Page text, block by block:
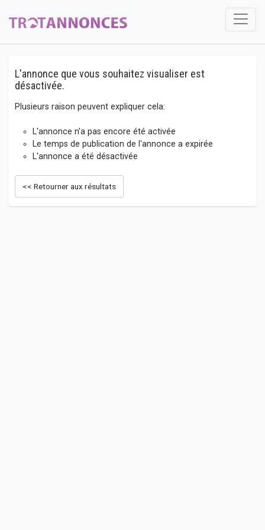
L'annonce que vous souhaitez visualiser est
désactivée.
Plusieurs raison peuvent expliquer cela:
L'annonce n'a pas encore été activée
Le temps de publication de l'annonce a expirée
L'annonce a été désactivée
<< Retourner aux résultats